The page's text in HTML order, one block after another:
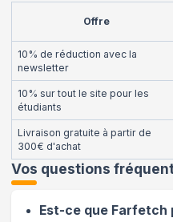
Offre
10% de réduction avec la
newsletter
10% sur tout le site pour les
étudiants
Livraison gratuite à partir de
300€ d'achat
Vos questions
Est-ce que Farfetch